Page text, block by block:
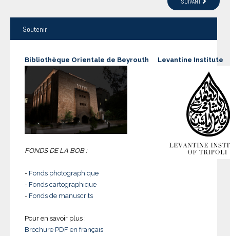
SUIVANT
Soutenir
Bibliothèque Orientale de Beyrouth
FONDS DE LA BOB :
- Fonds photographique
- Fonds cartographique
- Fonds de manuscrits
Pour en savoir plus :
Brochure PDF en français
Levantine Institute